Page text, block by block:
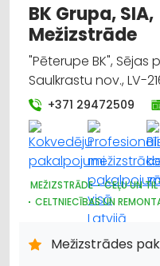
BK Grupa, SIA,
Mežizstrāde
"Pēterupe BK", Sējas
Saulkrastu nov., LV-
+371 29472509
MEŽIZSTRĀDE
CEĻU UN
CELTNIECĪBAS UN
IEKRAUŠANAS UN
MEŽKOPĪBAS UN
CELTNIECĪBAS TEHNIKA UN
Mežizstrādes